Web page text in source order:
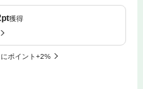
pt獲得
ポイント+2%